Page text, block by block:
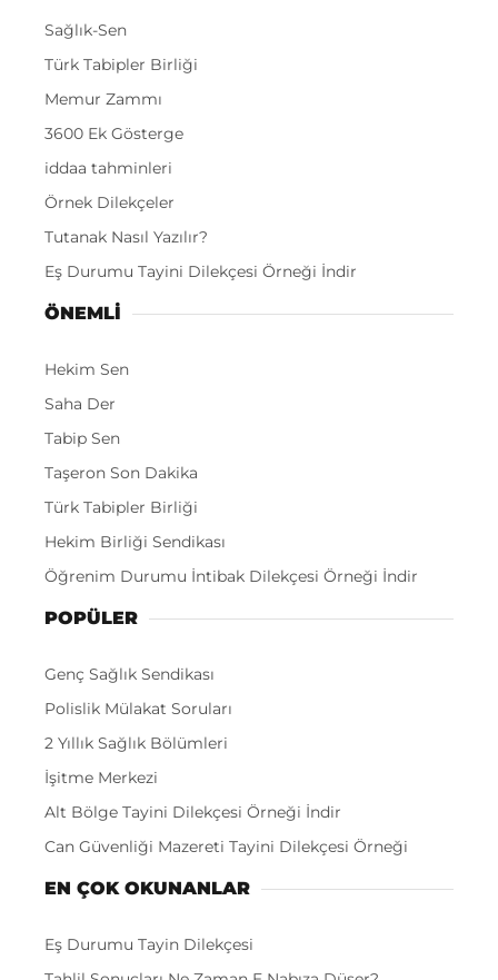
Sağlık-Sen
Türk Tabipler Birliği
Memur Zammı
3600 Ek Gösterge
iddaa tahminleri
Örnek Dilekçeler
Tutanak Nasıl Yazılır?
Eş Durumu Tayini Dilekçesi Örneği İndir
ÖNEMLI
Hekim Sen
Saha Der
Tabip Sen
Taşeron Son Dakika
Türk Tabipler Birliği
Hekim Birliği Sendikası
Öğrenim Durumu İntibak Dilekçesi Örneği İndir
POPÜLER
Genç Sağlık Sendikası
Polislik Mülakat Soruları
2 Yıllık Sağlık Bölümleri
İşitme Merkezi
Alt Bölge Tayini Dilekçesi Örneği İndir
Can Güvenliği Mazereti Tayini Dilekçesi Örneği
EN ÇOK OKUNANLAR
Eş Durumu Tayin Dilekçesi